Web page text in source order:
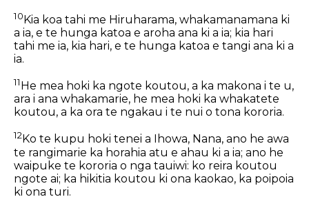
10Kia koa tahi me Hiruharama, whakamanamana ki
a ia, e te hunga katoa e aroha ana ki a ia; kia hari
tahi me ia, kia hari, e te hunga katoa e tangi ana ki a
ia.
11 He mea hoki ka ngote koutou, a ka makona i te u,
ara i ana whakamarie, he mea hoki ka whakatete
koutou, a ka ora te ngakau i te nui o tona kororia.
12Ko te kupu hoki tenei a Ihowa, Nana, ano he awa
te rangimarie ka horahia atu e ahau ki a ia; ano he
waipuke te kororia o nga tauiwi: ko reira koutou
ngote ai; ka hikitia koutou ki ona kaokao, ka poipoia
ki ona turi.